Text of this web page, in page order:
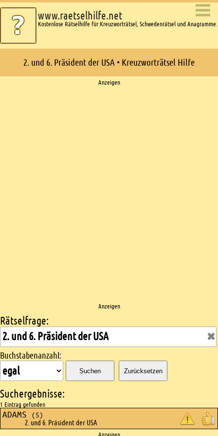
www.raetselhilfe.net
Kostenlose Rätselhilfe für Kreuzworträtsel, Schwedenrätsel und Anagramme.
2. und 6. Präsident der USA • Kreuzworträtsel Hilfe
Anzeigen
Anzeigen
Kreuzworträtsel suchen
Rätselfrage:
Buchstabenanzahl:
Suchen Zurücksetzen
Suchergebnisse:
1 Eintrag gefunden
ADAMS (5)
2. und 6. Präsident der USA